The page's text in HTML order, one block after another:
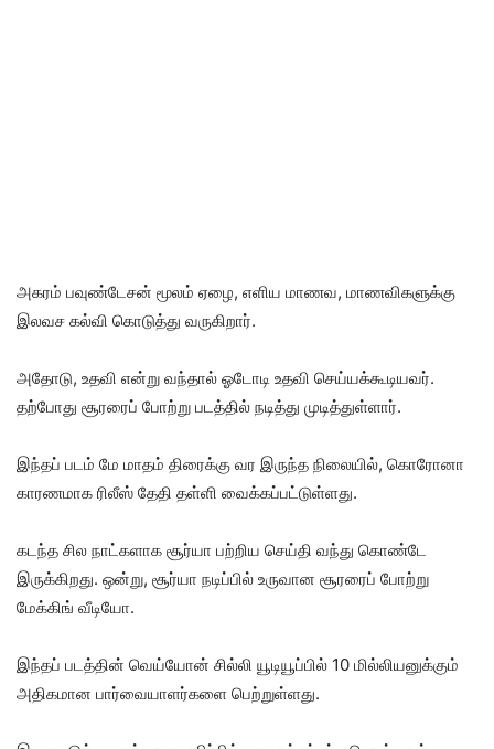
அகரம் பவுண்டேசன் மூலம் ஏழை, எளிய மாணவ, மாணவிகளுக்கு
இலவச கல்வி கொடுத்து வருகிறார்.
அதோடு, உதவி என்று வந்தால் ஓடோடி உதவி செய்யக்கூடியவர்.
தற்போது சூரரைப் போற்று படத்தில் நடித்து முடித்துள்ளார்.
இந்தப் படம் மே மாதம் திரைக்கு வர இருந்த நிலையில், கொரோனா
காரணமாக ரிலீஸ் தேதி தள்ளி வைக்கப்பட்டுள்ளது.
கடந்த சில நாட்களாக சூர்யா பற்றிய செய்தி வந்து கொண்டே
இருக்கிறது. ஒன்று, சூர்யா நடிப்பில் உருவான சூரரைப் போற்று
மேக்கிங் வீடியோ.
இந்தப் படத்தின் வெய்யோன் சில்லி யூடியூப்பில் 10 மில்லியனுக்கும்
அதிகமான பார்வையாளர்களை பெற்றுள்ளது.